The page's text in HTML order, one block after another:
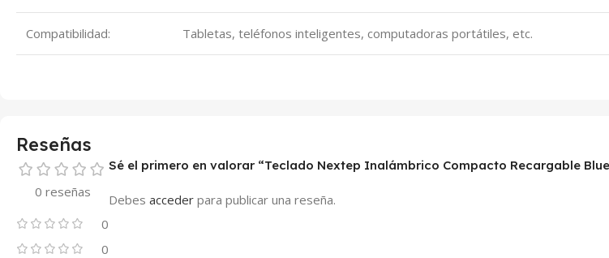
Compatibilidad: Tabletas, teléfonos inteligentes, computadoras portátiles, etc.
Reseñas
0 reseñas
0
0
Sé el primero en valorar “Teclado Nextep Inalámbrico Compacto Recargable
Debes acceder para publicar una reseña.